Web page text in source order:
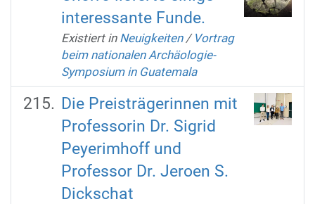
interessante Funde.
Existiert in Neuigkeiten / Vortrag
beim nationalen Archäologie-
Symposium in Guatemala
Die Preisträgerinnen mit
Professorin Dr. Sigrid
Peyerimhoff und
Professor Dr. Jeroen S.
Dickschat